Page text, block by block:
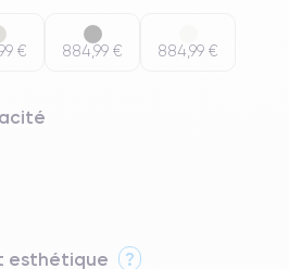
€ 884,99 € 884,99 €
esthétique ?